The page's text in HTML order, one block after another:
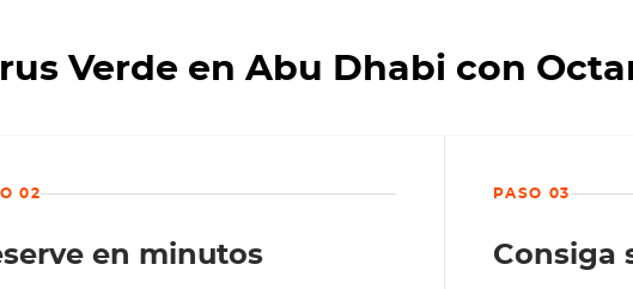
Verde en Abu Dhabi con
02
en minutos
PASO 03
Consiga